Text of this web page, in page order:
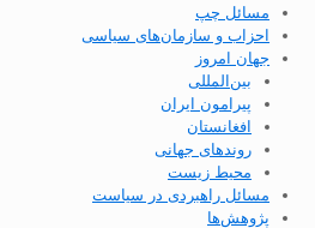
مسائل چپ
احزاب و سازمان‌های سیاسی
جهان امروز
بین‌المللی
پیرامون ایران
افغانستان
روندهای جهانی
محیط زیست
مسائل راهبردی در سیاست
پژوهش‌ها